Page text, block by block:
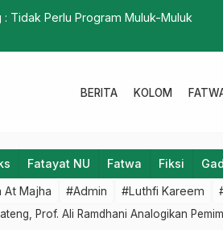
PC IPNU IPPNU Pati Launching 2
BERITA KOLOM
Fatayat NU Fatwa Fiksi
At Majha #Admin #Luthfi Kareem
Prof. Ali Ramdhani Analogikan